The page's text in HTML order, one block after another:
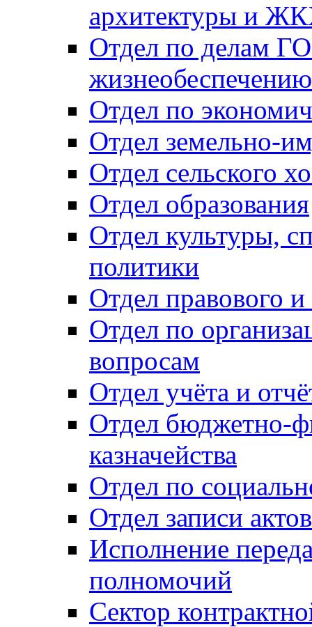
архитектуры и
Отдел по делам
Отдел по
Отдел земельно-
Отдел сельского
Отдел образования
Отдел культуры,
политики
Отдел правового
Отдел по
вопросам
Отдел учёта и
Отдел бюджетно-
казначейства
Отдел по
Отдел записи
Исполнение
полномочий
Сектор